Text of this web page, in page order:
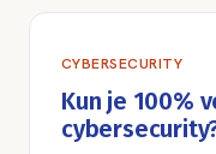
CYBERSECURITY
Kun je 100%